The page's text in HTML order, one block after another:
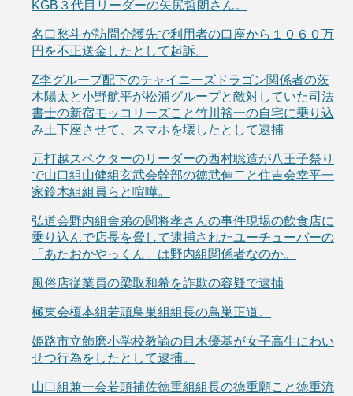
KGB３代目リーダーの矢尻哲朗さん。
名口愁斗が訪問介護先で利用者の口座から１０６０万
円を不正送金したとして起訴。
Z李グループ配下のチャイニーズドラゴン関係者の茨
木陽太と小野航平が松浦グループと敵対していた司法
書士の新宿モッコリーズこと竹川裕一の自宅に乗り込
み土下座させて、スマホを壊したとして逮捕
元打越スペクターのリーダーの西村聡造が八王子祭り
で山口組山健組玄武会幹部の徳武伸二と住吉会幸平一
家鈴木組組員らと喧嘩。
弘道会野内組舎弟の関将孝さんの事件現場の飲食店に
乗り込んで店長を脅して逮捕されたユーチューバーの
「あたおかやっくん」は野内組関係者なのか。
風俗店従業員の梁取和希を詐欺の容疑で逮捕
極東会榎本組若頭鳥巣組組長の鳥巣正道。
姫路市立飾磨小学校教諭の目木優基が女子高生にわい
せつ行為をしたとして逮捕。
山口組兼一会若頭補佐徳重組組長の徳重願こと徳重流